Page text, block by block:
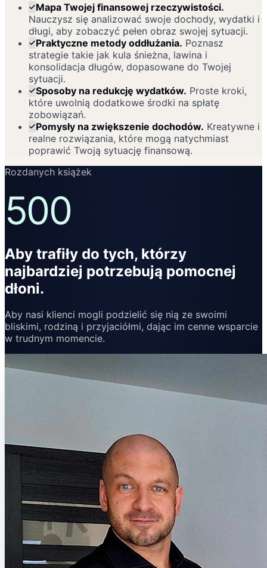
Mapa Twojej finansowej rzeczywistości.
Nauczysz się analizować swoje dochody, wydatki i
długi, aby zobaczyć pełen obraz swojej sytuacji.
Praktyczne metody oddłużania. Poznasz
strategie takie jak kula śnieżna, lawina i
konsolidacja długów, dopasowane do Twojej
sytuacji.
Sposoby na redukcję wydatków. Proste kroki,
które uwolnią dodatkowe środki na spłatę
zobowiązań.
Pomysły na zwiększenie dochodów. Kreatywne i
realne rozwiązania, które mogą natychmiast
poprawić Twoją sytuację finansową.
Rozdanych książek
500
Aby trafiły do tych, którzy
najbardziej potrzebują pomocnej
dłoni.
Aby nasi klienci mogli podzielić się nią ze swoimi
bliskimi, rodziną i przyjaciółmi, dając im cenne wsparcie
w trudnym momencie.